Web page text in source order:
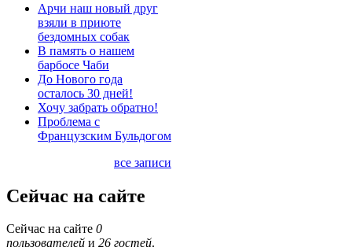
Арчи наш новый друг
взяли в приюте
бездомных собак
В память о нашем
барбосе Чаби
До Нового года
осталось 30 дней!
Хочу забрать обратно!
Проблема с
Французским Бульдогом
все записи
Сейчас на сайте
Сейчас на сайте 0
пользователей и 26 гостей.